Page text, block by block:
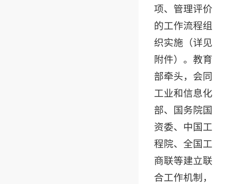
项、管理评价
的工作流程组
织实施（详见
附件）。教育
部牵头，会同
工业和信息化
部、国务院国
资委、中国工
程院、全国工
商联等建立联
合工作机制，